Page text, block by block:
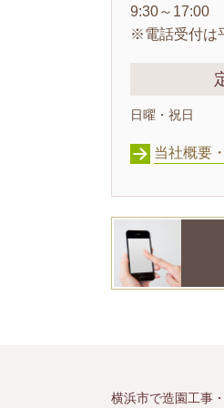
9:30～17:00
※電話受付は
日曜・祝日
当社概要
横浜市で造園工事